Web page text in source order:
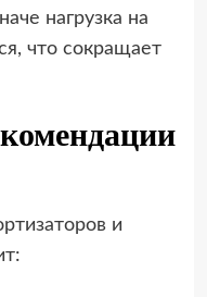
нагрузка на
что сокращает
и